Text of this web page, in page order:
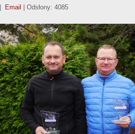
Email | Odsłony: 4085